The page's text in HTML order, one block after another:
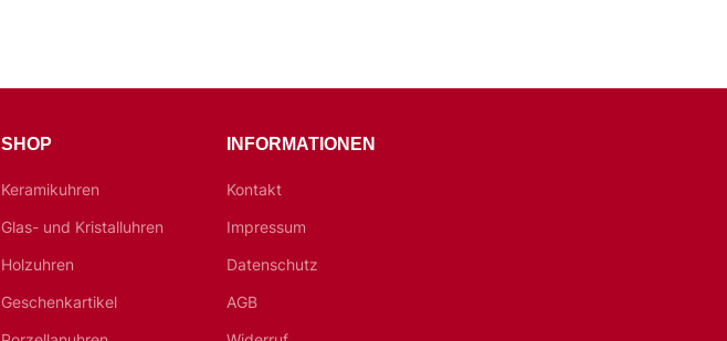
SHOP
Keramikuhren
Glas- und Kristalluhren
Holzuhren
Geschenkartikel
INFORMATIONEN
Kontakt
Impressum
Datenschutz
AGB